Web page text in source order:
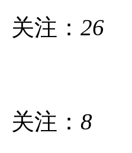
关注： 26
关注： 8